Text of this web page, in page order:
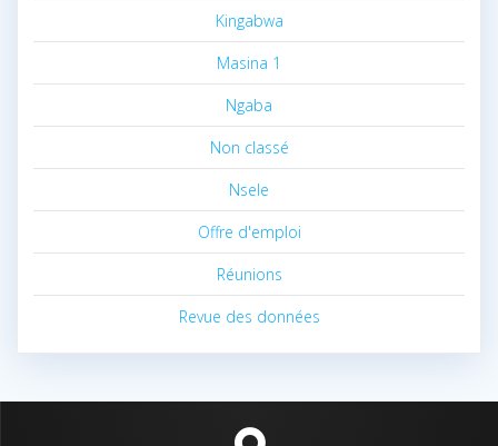
Kingabwa
Masina 1
Ngaba
Non classé
Nsele
Offre d'emploi
Réunions
Revue des données